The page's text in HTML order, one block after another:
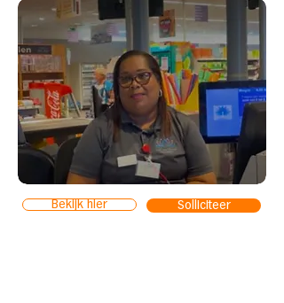
Bekijk hier Solliciteer